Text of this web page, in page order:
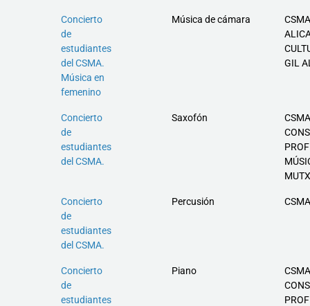
Concierto
de
estudiantes
del CSMA.
Música en
femenino
Música de cámara
GIL
Concierto
de
estudiantes
del CSMA.
Saxofón
Concierto
de
estudiantes
del CSMA.
Percusión
Concierto
de
estudiantes
Piano